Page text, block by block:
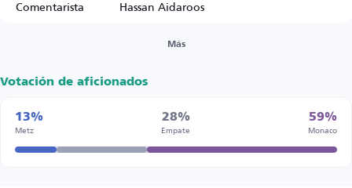
Comentarista
Hassan Aidaroos
Más
Votación de aficionados
13%
Metz
28%
Empate
59%
Monaco